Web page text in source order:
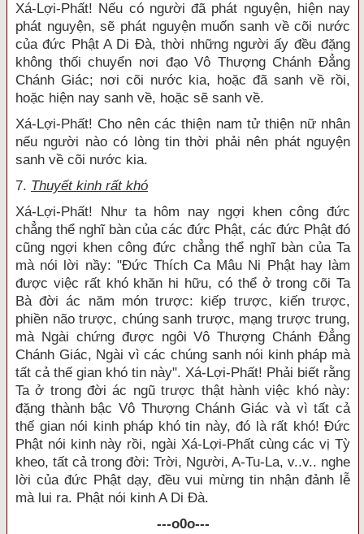
Xá-Lợi-Phất! Nếu có người đã phát nguyện, hiện nay
phát nguyện, sẽ phát nguyện muốn sanh về cõi nước
của đức Phật A Di Đà, thời những người ấy đều đặng
không thối chuyển nơi đạo Vô Thượng Chánh Đẳng
Chánh Giác; nơi cõi nước kia, hoặc đã sanh về rồi,
hoặc hiện nay sanh về, hoặc sẽ sanh về.
Xá-Lợi-Phất! Cho nên các thiện nam tử thiện nữ nhân
nếu người nào có lòng tin thời phải nên phát nguyện
sanh về cõi nước kia.
7. Thuyết kinh rất khó
Xá-Lợi-Phất! Như ta hôm nay ngợi khen công đức
chẳng thể nghĩ bàn của các đức Phật, các đức Phật đó
cũng ngợi khen công đức chẳng thể nghĩ bàn của Ta
mà nói lời nầy: "Đức Thích Ca Mâu Ni Phật hay làm
được việc rất khó khăn hi hữu, có thể ở trong cõi Ta
Bà đời ác năm món trược: kiếp trược, kiến trược,
phiền não trược, chúng sanh trược, mạng trược trung,
mà Ngài chứng được ngôi Vô Thượng Chánh Đẳng
Chánh Giác, Ngài vì các chúng sanh nói kinh pháp mà
tất cả thế gian khó tin này". Xá-Lợi-Phất! Phải biết rằng
Ta ở trong đời ác ngũ trược thật hành việc khó này:
đặng thành bậc Vô Thượng Chánh Giác và vì tất cả
thế gian nói kinh pháp khó tin này, đó là rất khó! Đức
Phật nói kinh này rồi, ngài Xá-Lợi-Phất cùng các vị Tỳ
kheo, tất cả trong đời: Trời, Người, A-Tu-La, v..v.. nghe
lời của đức Phật dạy, đều vui mừng tin nhận đảnh lễ
mà lui ra. Phật nói kinh A Di Đà.
---o0o---